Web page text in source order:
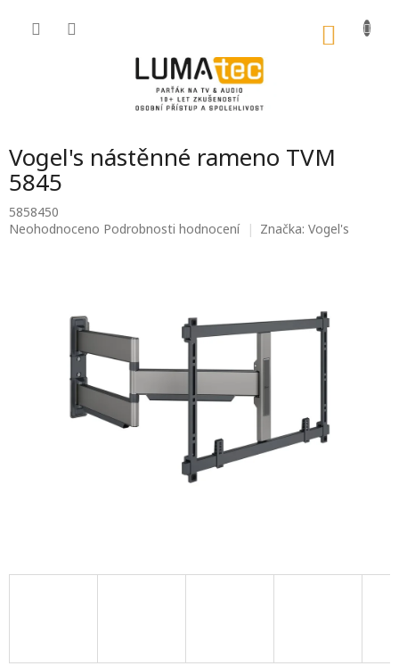
Vogel's nástěnné rameno TVM
5845
5858450
Průměrné
Neohodnoceno Podrobnosti hodnocení Značka: Vogel's